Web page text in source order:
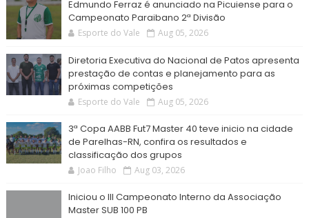
Edmundo Ferraz é anunciado na Picuiense para o
Campeonato Paraibano 2ª Divisão
Esporte do Vale Aug 05, 2026
Diretoria Executiva do Nacional de Patos apresenta
prestação de contas e planejamento para as
próximas competições
Esporte do Vale Aug 05, 2026
3ª Copa AABB Fut7 Master 40 teve inicio na cidade
de Parelhas-RN, confira os resultados e
classificação dos grupos
Joao Filho Aug 03, 2026
Iniciou o III Campeonato Interno da Associação
Master SUB 100 PB